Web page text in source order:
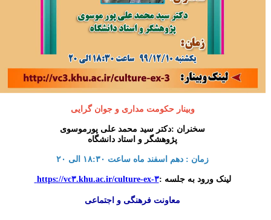
وبینار حکومت مداری و جوان گرایی
سخنران :دکتر سید محمد علی پورموسوی
پژوهشگر و استاد دانشگاه
زمان : دهم اسفند ماه ساعت ۱۸:۳۰ الی ۲۰
لینک ورود به جلسه : https://vc۳.khu.ac.ir/culture-ex-۳
معاونت فرهنگی و اجتماعی